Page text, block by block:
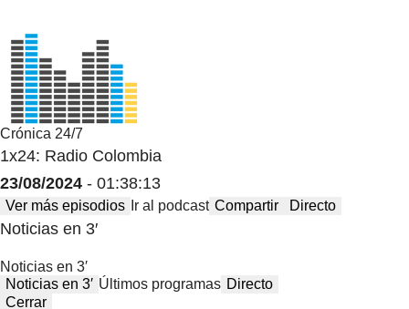
Crónica 24/7
1x24: Radio Colombia
23/08/2024 - 01:38:13
Ver más episodios Ir al podcast Compartir Directo
Noticias en 3′
Noticias en 3′
Noticias en 3′ Últimos programas Directo
Cerrar